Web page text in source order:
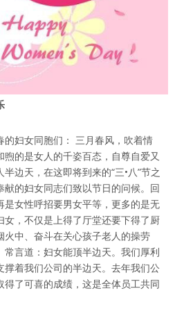
妇女同胞们： 三月春风，吹着情
的是女人的千姿百态，自尊自爱又
边天，在这即将到来的“三•八”节之
的妇女同志们致以节日的问候。回
女性呼招要男女平等，更多的是无
，不仅是上得了厅堂还要下得了厨
火中、奋斗在关心孩子老人的操劳
言道：妇女能顶半边天。我们厚利
着我们公司的半边天。去年我们公
了可喜的成绩，这是全体员工共同